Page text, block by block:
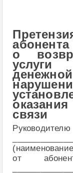
о
услуги
связи
от